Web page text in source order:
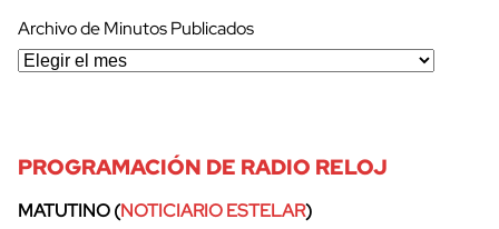
Archivo de Minutos Publicados
PROGRAMACIÓN DE RADIO RELOJ
MATUTINO (NOTICIARIO ESTELAR)